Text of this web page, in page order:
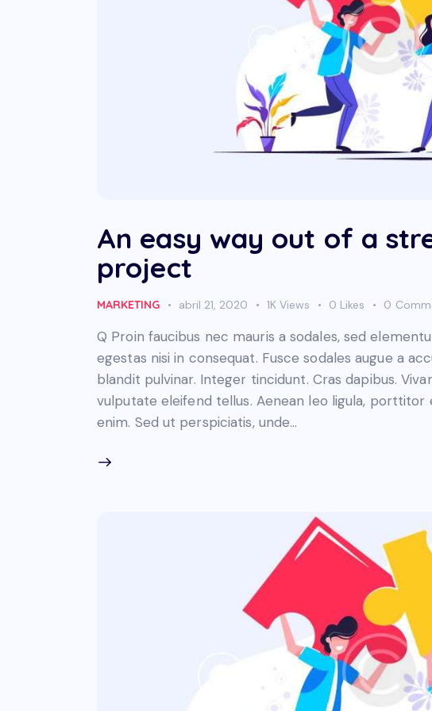
An easy way out of a
project
MARKETING abril 21, 2020 1K Views 0 Likes 0
Q Proin faucibus nec mauris a sodales, sed
egestas nisi in consequat. Fusce sodales augue a
blandit pulvinar. Integer tincidunt. Cras dapibus.
vulputate eleifend tellus. Aenean leo ligula, porttitor
enim. Sed ut perspiciatis, unde…